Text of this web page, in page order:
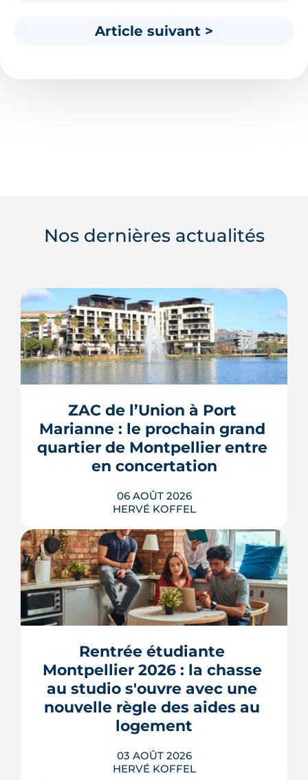
Article suivant >
Nos dernières actualités
ZAC de l’Union à Port
Marianne : le prochain grand
quartier de Montpellier entre
en concertation
06 AOÛT 2026
HERVÉ KOFFEL
Montpellier prépare la dernière grande
pièce de Port Marianne. La ZAC de
l'Union, entrée dans une nouvelle
phase de concertation, veut
transformer un secteur sans identité en
quartier d'habitat.
LIRE L'ARTICLE
Rentrée étudiante
Montpellier 2026 : la chasse
au studio s'ouvre avec une
nouvelle règle des aides au
logement
03 AOÛT 2026
HERVÉ KOFFEL